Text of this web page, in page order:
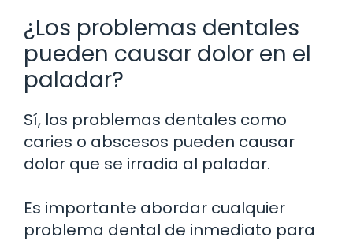
¿Los problemas dentales
pueden causar dolor en el
paladar?
Sí, los problemas dentales como
caries o abscesos pueden causar
dolor que se irradia al paladar.
Es importante abordar cualquier
problema dental de inmediato para